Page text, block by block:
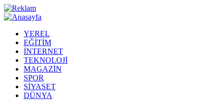
YEREL
EĞİTİM
İNTERNET
TEKNOLOJİ
MAGAZİN
SPOR
SİYASET
DÜNYA